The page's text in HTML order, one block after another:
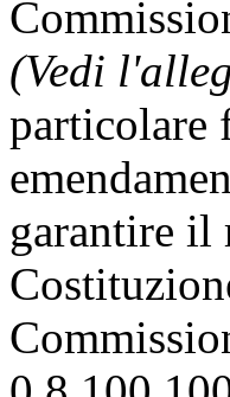
(Vedi
particolare
garantire il